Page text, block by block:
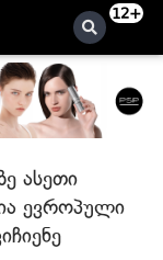
12+
ასეთი
ევროპული